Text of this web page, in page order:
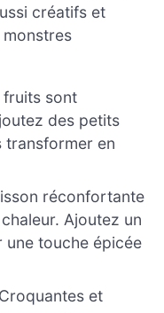
créatifs et
fruits sont
des petits
transformer en
réconfortante
Ajoutez un
une touche épicée
Croquantes et